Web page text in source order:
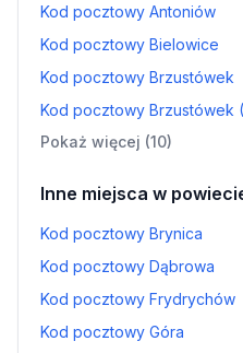
Kod pocztowy Antoniów
Kod pocztowy Bielowice
Kod pocztowy Brzustówek
Kod pocztowy Brzustówek
Pokaż więcej (10)
Inne miejsca w
Kod pocztowy Brynica
Kod pocztowy Dąbrowa
Kod pocztowy Frydrychów
Kod pocztowy Góra